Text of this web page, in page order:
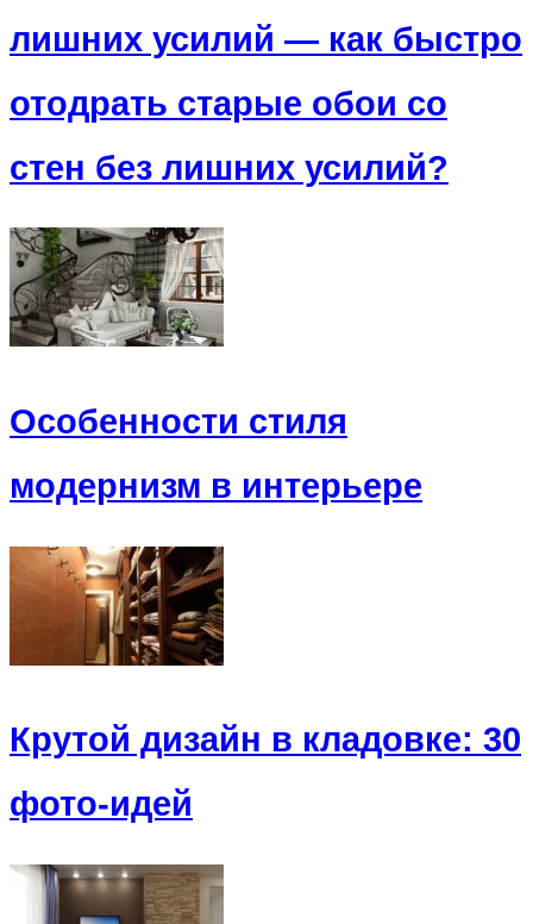
лишних усилий — как быстро
отодрать старые обои со
стен без лишних усилий?
Особенности стиля
модернизм в интерьере
Крутой дизайн в кладовке: 30
фото-идей